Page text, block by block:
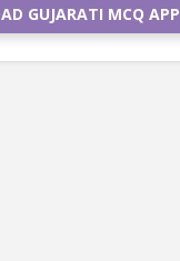
GUJARATI MCQ APP